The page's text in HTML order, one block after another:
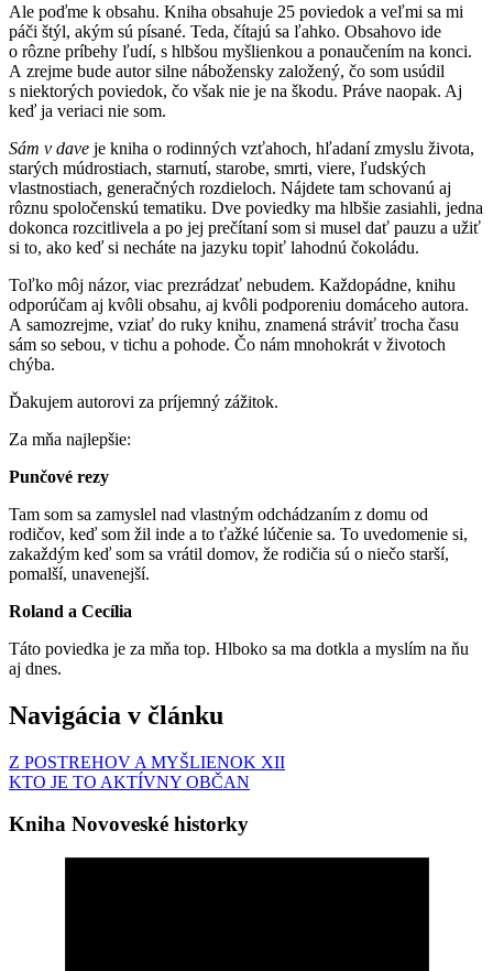
Ale poďme k obsahu. Kniha obsahuje 25 poviedok a veľmi sa mi
páči štýl, akým sú písané. Teda, čítajú sa ľahko. Obsahovo ide
o rôzne príbehy ľudí, s hlbšou myšlienkou a ponaučením na konci.
A zrejme bude autor silne nábožensky založený, čo som usúdil
s niektorých poviedok, čo však nie je na škodu. Práve naopak. Aj
keď ja veriaci nie som.
Sám v dave je kniha o rodinných vzťahoch, hľadaní zmyslu života,
starých múdrostiach, starnutí, starobe, smrti, viere, ľudských
vlastnostiach, generačných rozdieloch. Nájdete tam schovanú aj
rôznu spoločenskú tematiku. Dve poviedky ma hlbšie zasiahli, jedna
dokonca rozcitlivela a po jej prečítaní som si musel dať pauzu a užiť
si to, ako keď si necháte na jazyku topiť lahodnú čokoládu.
Toľko môj názor, viac prezrádzať nebudem. Každopádne, knihu
odporúčam aj kvôli obsahu, aj kvôli podporeniu domáceho autora.
A samozrejme, vziať do ruky knihu, znamená stráviť trocha času
sám so sebou, v tichu a pohode. Čo nám mnohokrát v životoch
chýba.
Ďakujem autorovi za príjemný zážitok.
Za mňa najlepšie:
Punčové rezy
Tam som sa zamyslel nad vlastným odchádzaním z domu od
rodičov, keď som žil inde a to ťažké lúčenie sa. To uvedomenie si,
zakaždým keď som sa vrátil domov, že rodičia sú o niečo starší,
pomalší, unavenejší.
Roland a Cecília
Táto poviedka je za mňa top. Hlboko sa ma dotkla a myslím na ňu
aj dnes.
Navigácia v článku
Z POSTREHOV A MYŠLIENOK XII
KTO JE TO AKTÍVNY OBČAN
Kniha Novoveské historky